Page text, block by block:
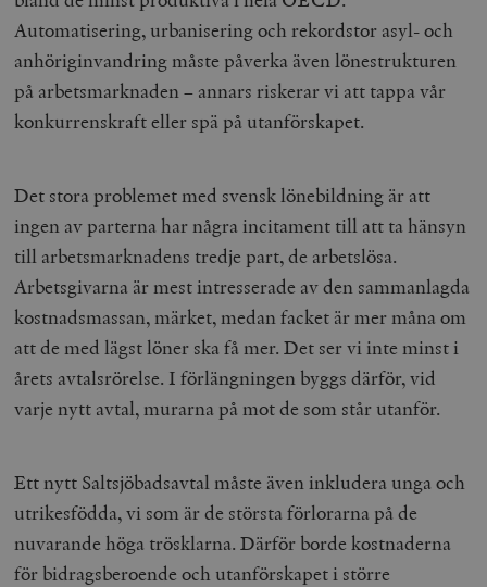
Automatisering, urbanisering och rekordstor asyl- och
anhöriginvandring måste påverka även lönestrukturen
på arbetsmarknaden – annars riskerar vi att tappa vår
konkurrenskraft eller spä på utanförskapet.
Det stora problemet med svensk lönebildning är att
ingen av parterna har några incitament till att ta hänsyn
till arbetsmarknadens tredje part, de arbetslösa.
Arbetsgivarna är mest intresserade av den sammanlagda
kostnadsmassan, märket, medan facket är mer måna om
att de med lägst löner ska få mer. Det ser vi inte minst i
årets avtalsrörelse. I förlängningen byggs därför, vid
varje nytt avtal, murarna på mot de som står utanför.
Ett nytt Saltsjöbadsavtal måste även inkludera unga och
utrikesfödda, vi som är de största förlorarna på de
nuvarande höga trösklarna. Därför borde kostnaderna
för bidragsberoende och utanförskapet i större